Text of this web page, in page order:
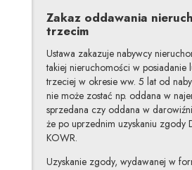
Zakaz oddawania
trzecim
Ustawa zakazuje nabywcy
takiej nieruchomości w posiadanie
trzeciej w okresie ww. 5 lat od
nie może zostać np. oddana w
sprzedana czy oddana w
że po uprzednim uzyskaniu zgody
KOWR.
Uzyskanie zgody, wydawanej w